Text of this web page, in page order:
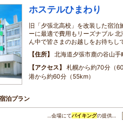
ホステルひまわり
旧「夕張北高校」を改装した宿
ーに最適で費用もリーズナブル
ん中で皆さまのお越しをお待ちし
住所
北海道夕張市鹿の谷山手
アクセス
札幌から約70分（
港から約60分（55km）
泊プラン
…会場にてバイキングの提供…